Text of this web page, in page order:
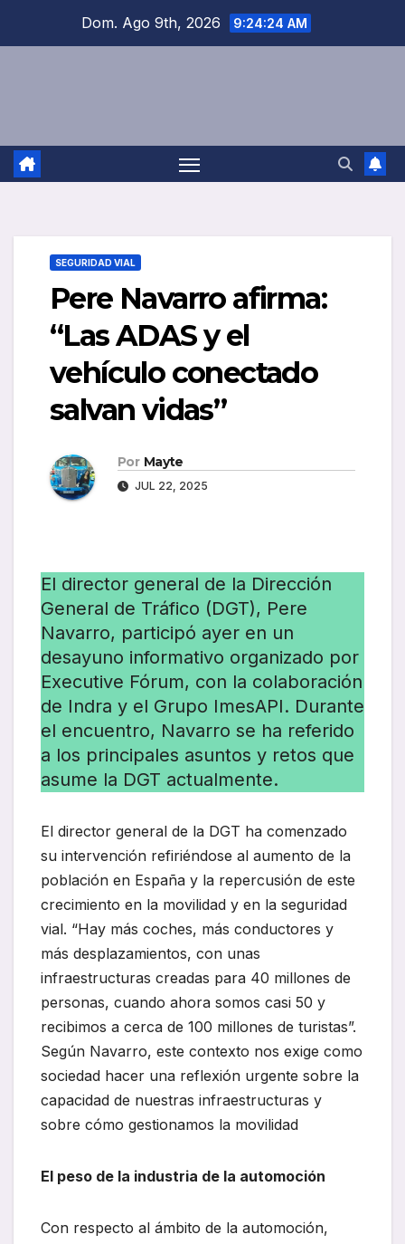
Dom. Ago 9th, 2026 9:24:24 AM
SEGURIDAD VIAL
Pere Navarro afirma:
“Las ADAS y el
vehículo conectado
salvan vidas”
Por Mayte
JUL 22, 2025
El director general de la Dirección
General de Tráfico (DGT), Pere
Navarro, participó ayer en un
desayuno informativo organizado por
Executive Fórum, con la colaboración
de Indra y el Grupo ImesAPI. Durante
el encuentro, Navarro se ha referido
a los principales asuntos y retos que
asume la DGT actualmente.
El director general de la DGT ha comenzado
su intervención refiriéndose al aumento de la
población en España y la repercusión de este
crecimiento en la movilidad y en la seguridad
vial. “Hay más coches, más conductores y
más desplazamientos, con unas
infraestructuras creadas para 40 millones de
personas, cuando ahora somos casi 50 y
recibimos a cerca de 100 millones de turistas”.
Según Navarro, este contexto nos exige como
sociedad hacer una reflexión urgente sobre la
capacidad de nuestras infraestructuras y
sobre cómo gestionamos la movilidad
El peso de la industria de la automoción
Con respecto al ámbito de la automoción,